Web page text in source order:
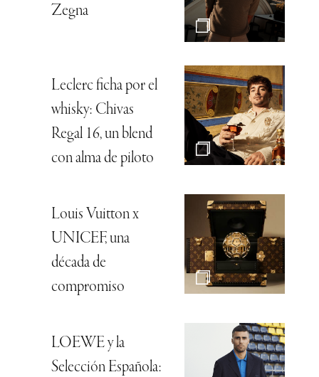
Zegna
Leclerc ficha por el
whisky: Chivas
Regal 16, un blend
con alma de piloto
Louis Vuitton x
UNICEF, una
década de
compromiso
LOEWE y la
Selección Española: